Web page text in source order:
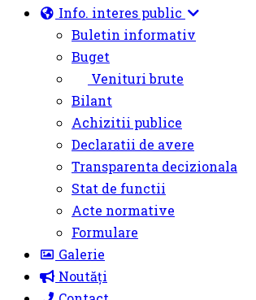
Info. interes public
Buletin informativ
Buget
Venituri brute
Bilant
Achizitii publice
Declaratii de avere
Transparenta decizionala
Stat de functii
Acte normative
Formulare
Galerie
Noutăți